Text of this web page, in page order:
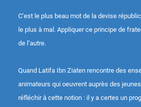
C’est le plus beau mot de la devise
le plus à mal. Appliquer ce principe de
de l’autre.
Quand Latifa Ibn Ziaten rencontre des
animateurs qui oeuvrent auprès des
réfléchir à cette notion : il y a certes un